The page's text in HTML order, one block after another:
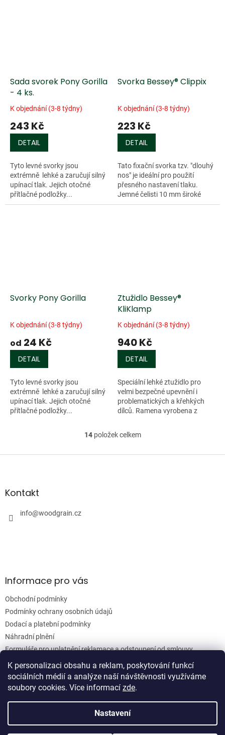
K personalizaci obsahu a reklam, poskytování funkcí
sociálních médií a analýze naší návštěvnosti využíváme
soubory cookies. Více informací zde.
Nastavení
Sada svorek Pony Gorilla
- 4 ks.
K objednání (3-8 týdny)
243 Kč
DETAIL
Tyto levné svorky jsou
extrémně lehké a zaručují silný
upínací tlak. Jejich otočné
přítlačné podložky...
Svorka Bessey® Clippix
K objednání (3-8 týdny)
223 Kč
DETAIL
Tato fixační svorka tzv. "dlouhý
nos" je ideální pro použití
přesného nastavení tlaku.
Jemné čelisti 10 mm široké
přenáší vysoký tlak i ve
Svorky Pony Gorilla
K objednání (3-8 týdny)
od 24 Kč
DETAIL
Tyto levné svorky jsou
extrémně lehké a zaručují silný
upínací tlak. Jejich otočné
přítlačné podložky...
Ztužidlo Bessey®
KliKlamp
K objednání (3-8 týdny)
940 Kč
DETAIL
Speciální lehké ztužidlo pro
velmi bezpečné upevnění i
problematických a křehkých
dílců. Ramena vyrobena z
a snadnou...
O
l
u
14položek celkem
Z
aKontakt
info@woodgrain.cz
Informace pro vás
Obchodní podmínky
Podmínky ochrany osobních údajů
Dodací a platební podmínky
Náhradní plnění
Formuláře pro uplatnění reklamace a odstoupení od smlouvy
Moje objednávka